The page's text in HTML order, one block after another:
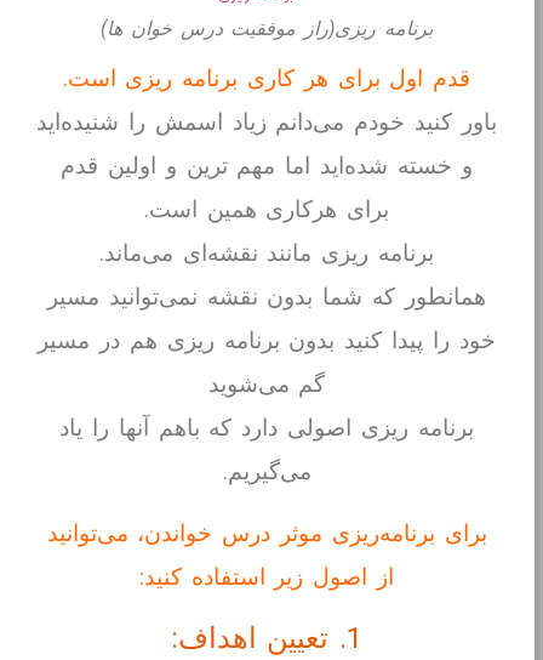
برنامه ریزی(راز موفقیت درس خوان ها)
قدم اول برای هر کاری برنامه ریزی است.
باور کنید خودم می‌دانم زیاد اسمش را شنیده‌اید
و خسته شده‌اید اما مهم ترین و اولین قدم
برای هرکاری همین است.
برنامه ریزی مانند نقشه‌ای می‌ماند.
همانطور که شما بدون نقشه نمی‌توانید مسیر
خود را پیدا کنید بدون برنامه ریزی هم در مسیر
گم می‌شوید
برنامه ریزی اصولی دارد که باهم آنها را یاد
می‌گیریم.
برای برنامه‌ریزی موثر درس خواندن، می‌توانید
از اصول زیر استفاده کنید:
1. تعیین اهداف: